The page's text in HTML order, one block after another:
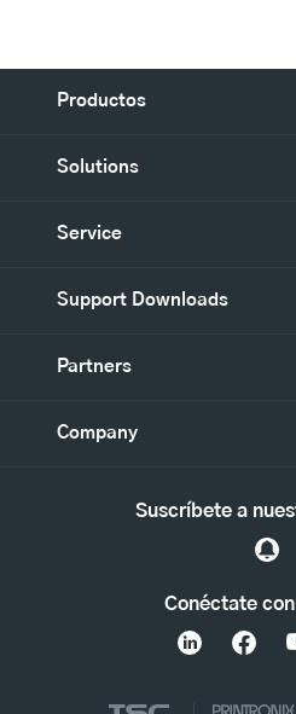
Productos
Solutions
Service
Support Downloads
Partners
Company
Conéctate
Suscríbete a